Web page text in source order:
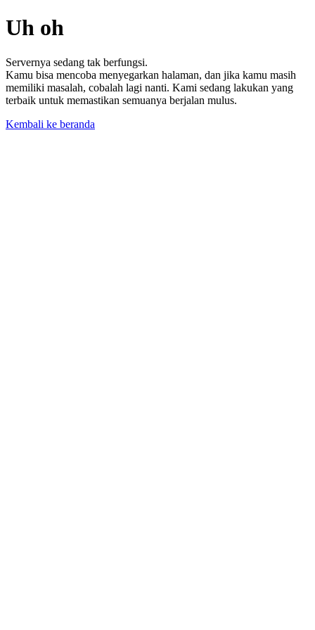
Uh oh
Servernya sedang tak berfungsi.
Kamu bisa mencoba menyegarkan halaman, dan jika kamu masih
memiliki masalah, cobalah lagi nanti. Kami sedang lakukan yang
terbaik untuk memastikan semuanya berjalan mulus.
Kembali ke beranda